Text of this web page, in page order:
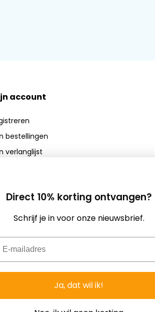
account
bestellingen
verlanglijst
Direct 10% korting ontvangen?
Schrijf je in voor onze nieuwsbrief.
Ja, dat wil ik!